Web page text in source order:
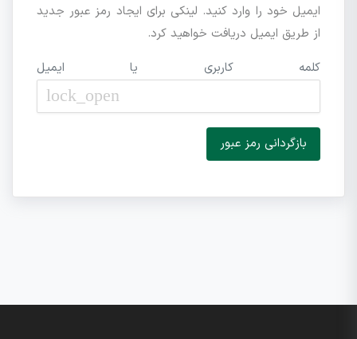
ایمیل خود را وارد کنید. لینکی برای ایجاد رمز عبور جدید
از طریق ایمیل دریافت خواهید کرد.
کلمه کاربری یا ایمیل
lock_open
بازگردانی رمز عبور